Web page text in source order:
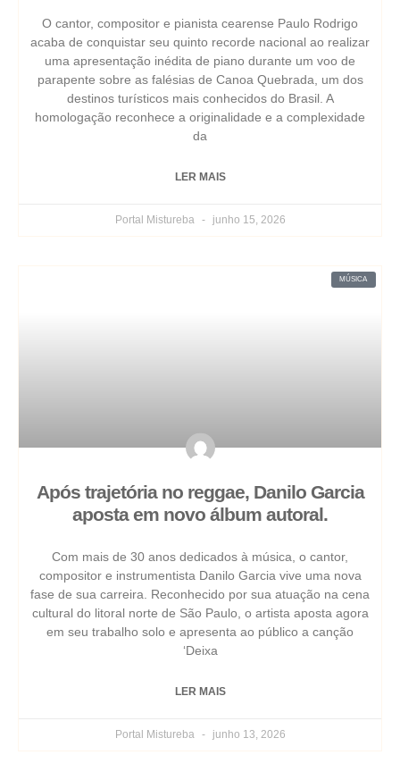
O cantor, compositor e pianista cearense Paulo Rodrigo
acaba de conquistar seu quinto recorde nacional ao realizar
uma apresentação inédita de piano durante um voo de
parapente sobre as falésias de Canoa Quebrada, um dos
destinos turísticos mais conhecidos do Brasil. A
homologação reconhece a originalidade e a complexidade
da
LER MAIS
Portal Mistureba junho 15, 2026
MÚSICA
Após trajetória no reggae, Danilo Garcia
aposta em novo álbum autoral.
Com mais de 30 anos dedicados à música, o cantor,
compositor e instrumentista Danilo Garcia vive uma nova
fase de sua carreira. Reconhecido por sua atuação na cena
cultural do litoral norte de São Paulo, o artista aposta agora
em seu trabalho solo e apresenta ao público a canção
‘Deixa
LER MAIS
Portal Mistureba junho 13, 2026